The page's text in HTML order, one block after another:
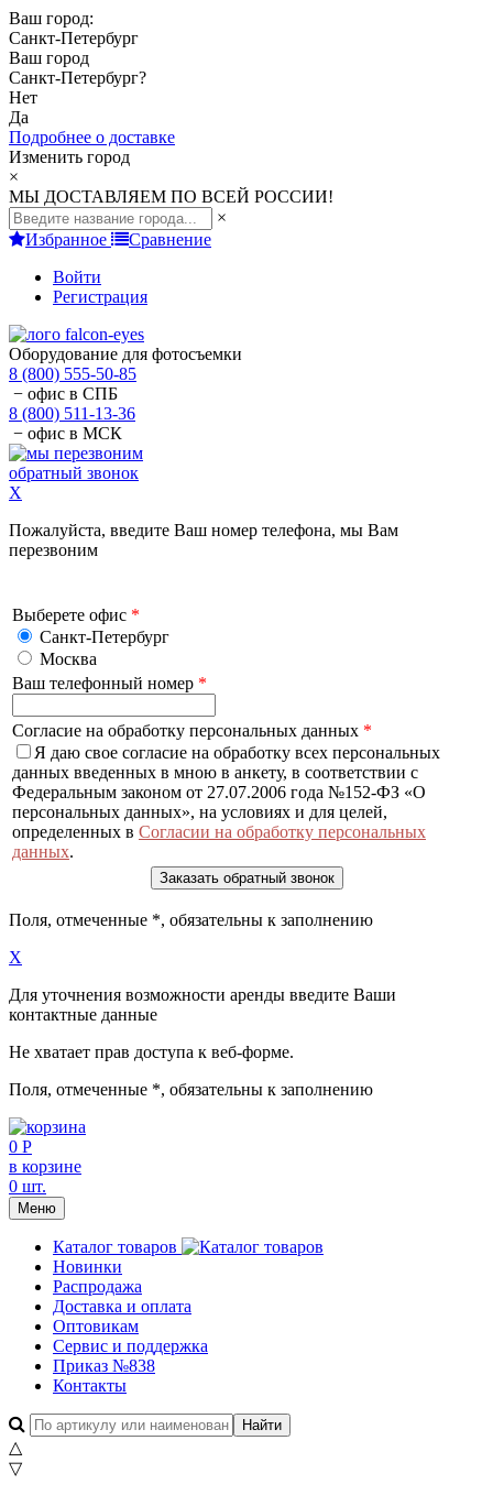
Ваш город:
Санкт-Петербург
Ваш город
Санкт-Петербург?
Нет
Да
Подробнее о доставке
Изменить город
×
МЫ ДОСТАВЛЯЕМ ПО ВСЕЙ РОССИИ!
×
Избранное
Сравнение
Войти
Регистрация
Оборудование для фотосъемки
8 (800) 555-50-85
− офис в СПБ
8 (800) 511-13-36
− офис в МСК
обратный звонок
X
Пожалуйста, введите Ваш номер телефона, мы Вам
перезвоним
Выберете офис *
Санкт-Петербург
Москва
Ваш телефонный номер *
Согласие на обработку персональных данных *
Я даю свое согласие на обработку всех персональных
данных введенных в мною в анкету, в соответствии с
Федеральным законом от 27.07.2006 года №152-ФЗ «О
персональных данных», на условиях и для целей,
определенных в Согласии на обработку персональных
данных.
Поля, отмеченные *, обязательны к заполнению
X
Для уточнения возможности аренды введите Ваши
контактные данные
Не хватает прав доступа к веб-форме.
Поля, отмеченные *, обязательны к заполнению
0 Р
в корзине
0 шт.
Меню
Каталог товаров
Новинки
Распродажа
Доставка и оплата
Оптовикам
Сервис и поддержка
Приказ №838
Контакты
△
▽